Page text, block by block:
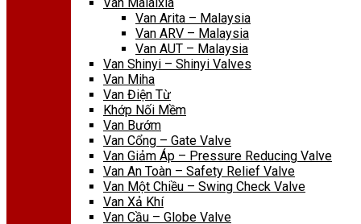
Van Arita – Malaysia
Van ARV – Malaysia
Van AUT – Malaysia
Van Shinyi – Shinyi Valves
Van Miha
Van Điện Từ
Khớp Nối Mềm
Van Bướm
Van Cổng – Gate Valve
Van Giảm Áp – Pressure Reducing Valve
Van An Toàn – Safety Relief Valve
Van Một Chiều – Swing Check Valve
Van Xả Khí
Van Cầu – Globe Valve